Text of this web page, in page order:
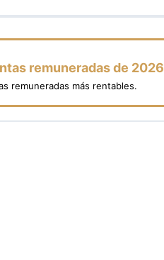
remuneradas de 2026
remuneradas más rentables.